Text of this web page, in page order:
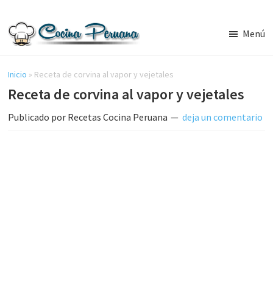
contenido
lateral
principal
Cocina
Peruana,
Recetas
de
Comida
Menú
Inicio » Receta de corvina al vapor y vejetales
Receta de corvina al vapor y vejetales
Publicado por Recetas Cocina Peruana deja un comentario